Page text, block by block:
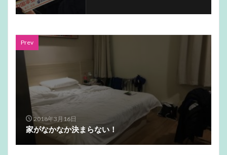
Prev
2018年3月16日
家がなかなか決まらない！